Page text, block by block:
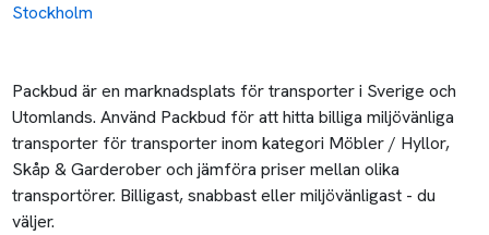
Stockholm
Packbud är en marknadsplats för transporter i Sverige och
Utomlands. Använd Packbud för att hitta billiga miljövänliga
transporter för transporter inom kategori Möbler / Hyllor,
Skåp & Garderober och jämföra priser mellan olika
transportörer. Billigast, snabbast eller miljövänligast - du
väljer.